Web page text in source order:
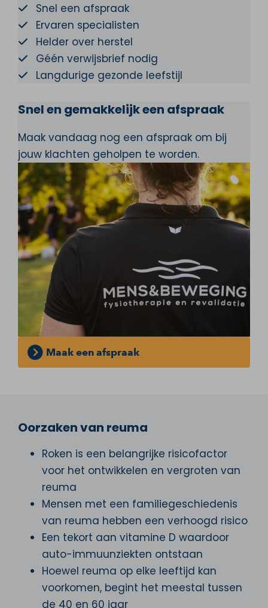
Snel een afspraak
Ervaren specialisten
Helder over herstel
Géén verwijsbrief nodig
Langdurige gezonde leefstijl
Snel en gemakkelijk een afspraak
Maak vandaag nog een afspraak om bij
jouw klachten geholpen te worden.
Maak een afspraak
Oorzaken van reuma
Roken is een belangrijke risicofactor
voor het ontwikkelen en vergroten van
reuma
Mensen met een familiegeschiedenis
van reuma hebben een verhoogd risico
Een tekort aan vitamine D waardoor
auto-immuunziekten ontstaan
Hoewel reuma op elke leeftijd kan
voorkomen, begint het meestal tussen
de 40 en 60 jaar